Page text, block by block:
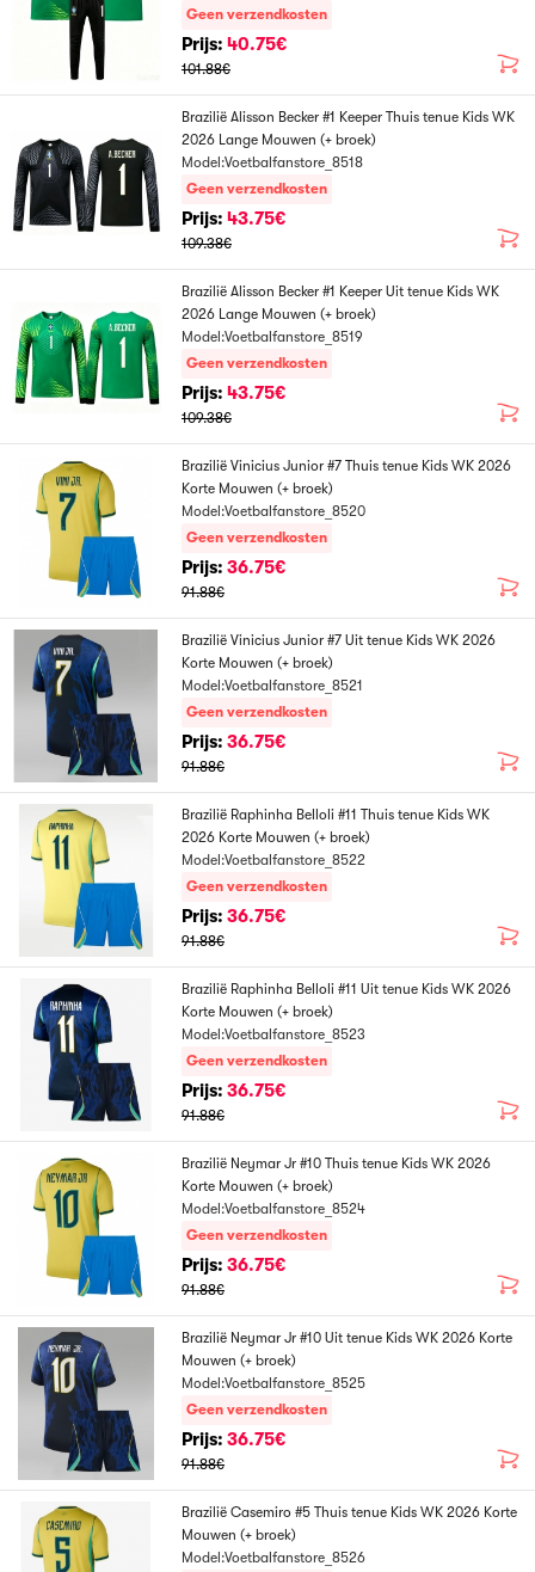
Geen verzendkosten
Prijs: 40.75€
101.88€
Brazilië Alisson Becker #1 Keeper Thuis tenue Kids WK
2026 Lange Mouwen (+ broek)
Model:Voetbalfanstore_8518
Geen verzendkosten
Prijs: 43.75€
109.38€
Brazilië Alisson Becker #1 Keeper Uit tenue Kids WK
2026 Lange Mouwen (+ broek)
Model:Voetbalfanstore_8519
Geen verzendkosten
Prijs: 43.75€
109.38€
Brazilië Vinicius Junior #7 Thuis tenue Kids WK 2026
Korte Mouwen (+ broek)
Model:Voetbalfanstore_8520
Geen verzendkosten
Prijs: 36.75€
91.88€
Brazilië Vinicius Junior #7 Uit tenue Kids WK 2026
Korte Mouwen (+ broek)
Model:Voetbalfanstore_8521
Geen verzendkosten
Prijs: 36.75€
91.88€
Brazilië Raphinha Belloli #11 Thuis tenue Kids WK
2026 Korte Mouwen (+ broek)
Model:Voetbalfanstore_8522
Geen verzendkosten
Prijs: 36.75€
91.88€
Brazilië Raphinha Belloli #11 Uit tenue Kids WK 2026
Korte Mouwen (+ broek)
Model:Voetbalfanstore_8523
Geen verzendkosten
Prijs: 36.75€
91.88€
Brazilië Neymar Jr #10 Thuis tenue Kids WK 2026
Korte Mouwen (+ broek)
Model:Voetbalfanstore_8524
Geen verzendkosten
Prijs: 36.75€
91.88€
Brazilië Neymar Jr #10 Uit tenue Kids WK 2026 Korte
Mouwen (+ broek)
Model:Voetbalfanstore_8525
Geen verzendkosten
Prijs: 36.75€
91.88€
Brazilië Casemiro #5 Thuis tenue Kids WK 2026 Korte
Mouwen (+ broek)
Model:Voetbalfanstore_8526